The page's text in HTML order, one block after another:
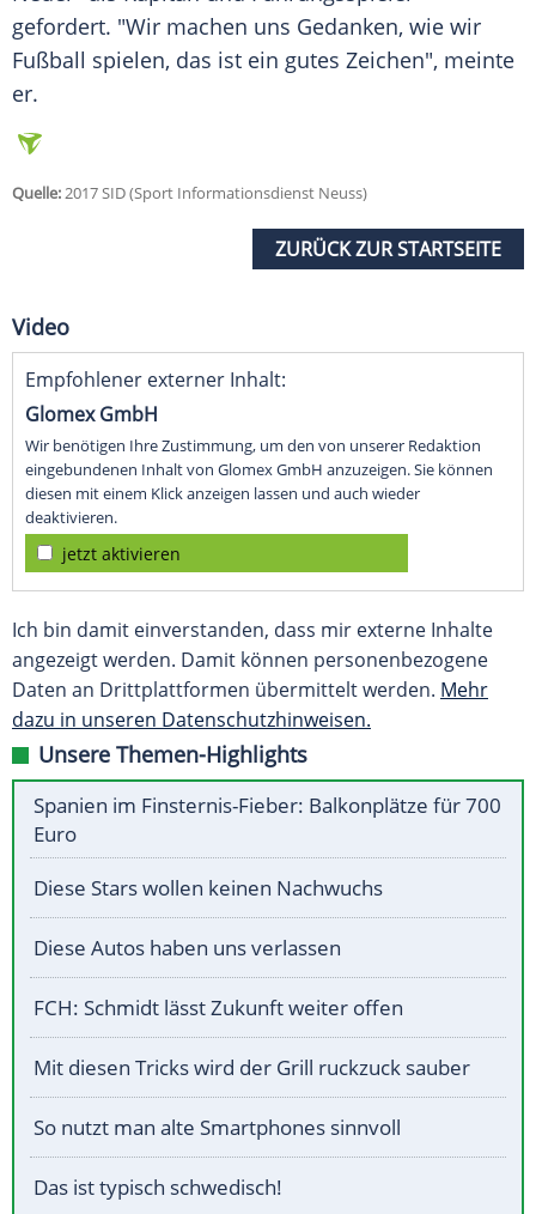
gefordert. "Wir machen uns Gedanken, wie wir
Fußball spielen, das ist ein gutes Zeichen", meinte
er.
Quelle:2017 SID (Sport Informationsdienst Neuss)
ZURÜCK ZUR STARTSEITE
Video
Empfohlener externer Inhalt:
Glomex GmbH
Wir benötigen Ihre Zustimmung, um den von unserer Redaktion
eingebundenen Inhalt von Glomex GmbH anzuzeigen. Sie können
diesen mit einem Klick anzeigen lassen und auch wieder
deaktivieren.
jetzt aktivieren
Ich bin damit einverstanden, dass mir externe Inhalte
angezeigt werden. Damit können personenbezogene
Daten an Drittplattformen übermittelt werden. Mehr
dazu in unseren Datenschutzhinweisen.
Unsere Themen-Highlights
Spanien im Finsternis-Fieber: Balkonplätze für 700
Euro
Diese Stars wollen keinen Nachwuchs
Diese Autos haben uns verlassen
FCH: Schmidt lässt Zukunft weiter offen
Mit diesen Tricks wird der Grill ruckzuck sauber
So nutzt man alte Smartphones sinnvoll
Das ist typisch schwedisch!